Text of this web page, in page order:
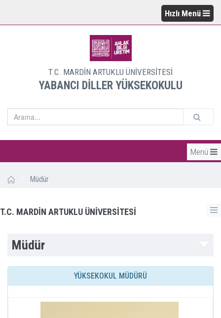
Hızlı Menü
T.C. MARDİN ARTUKLU ÜNİVERSİTESİ
YABANCI DİLLER YÜKSEKOKULU
Menü
Müdür
T.C. MARDİN ARTUKLU ÜNİVERSİTESİ
Müdür
YÜKSEKOKUL MÜDÜRÜ